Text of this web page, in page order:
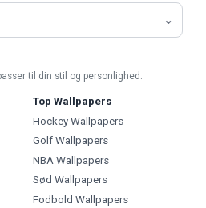
til din stil og personlighed.
Top Wallpapers
Hockey Wallpapers
Golf Wallpapers
NBA Wallpapers
Sød Wallpapers
Fodbold Wallpapers